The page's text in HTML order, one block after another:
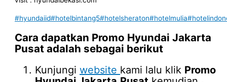
#hyundaiid#hotelbintang5#hotelsheraton#hotelmulia
Cara dapatkan Promo Hyundai Jakarta
Pusat adalah sebagai berikut
Kunjungiwebsite kami lalu klik Promo